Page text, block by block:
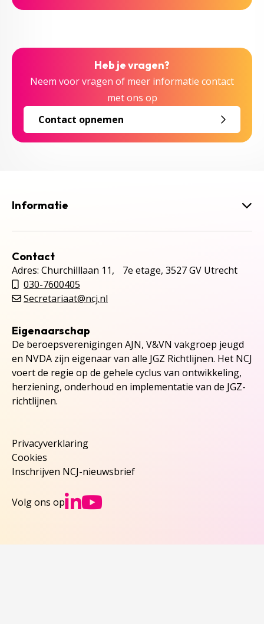
Heb je vragen?
Neem voor vragen of meer informatie contact
met ons op
Contact opnemen
Informatie
Contact
Adres: Churchilllaan 11, 7e etage, 3527 GV Utrecht
030-7600405
Secretariaat@ncj.nl
Eigenaarschap
De beroepsverenigingen AJN, V&VN vakgroep jeugd
en NVDA zijn eigenaar van alle JGZ Richtlijnen. Het NCJ
voert de regie op de gehele cyclus van ontwikkeling,
herziening, onderhoud en implementatie van de JGZ-
richtlijnen.
Privacyverklaring
Cookies
Inschrijven NCJ-nieuwsbrief
Volg ons op Ga naar NCJs